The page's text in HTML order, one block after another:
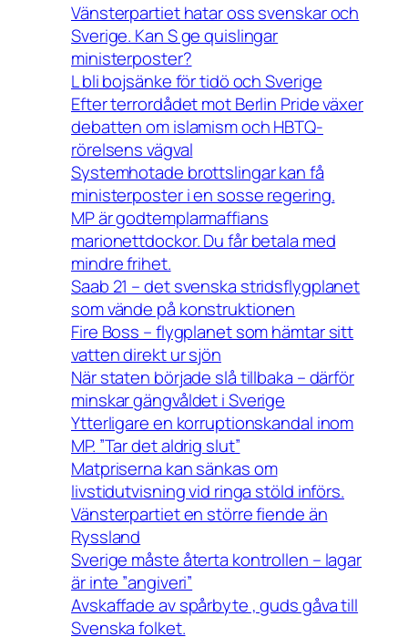
Vänsterpartiet hatar oss svenskar och
Sverige. Kan S ge quislingar
ministerposter?
L bli bojsänke för tidö och Sverige
Efter terrordådet mot Berlin Pride växer
debatten om islamism och HBTQ-
rörelsens vägval
Systemhotade brottslingar kan få
ministerposter i en sosse regering.
MP är godtemplarmaffians
marionettdockor. Du får betala med
mindre frihet.
Saab 21 – det svenska stridsflygplanet
som vände på konstruktionen
Fire Boss – flygplanet som hämtar sitt
vatten direkt ur sjön
När staten började slå tillbaka – därför
minskar gängvåldet i Sverige
Ytterligare en korruptionskandal inom
MP. ”Tar det aldrig slut”
Matpriserna kan sänkas om
livstidutvisning vid ringa stöld införs.
Vänsterpartiet en större fiende än
Ryssland
Sverige måste återta kontrollen – lagar
är inte ”angiveri”
Avskaffade av spårbyte , guds gåva till
Svenska folket.